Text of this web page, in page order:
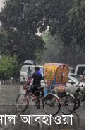
আবহাওয়া